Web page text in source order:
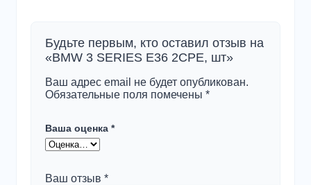
Будьте первым, кто оставил отзыв на
«BMW 3 SERIES E36 2CPE, шт»
Ваш адрес email не будет опубликован.
Обязательные поля помечены *
Ваша оценка *
Ваш отзыв *